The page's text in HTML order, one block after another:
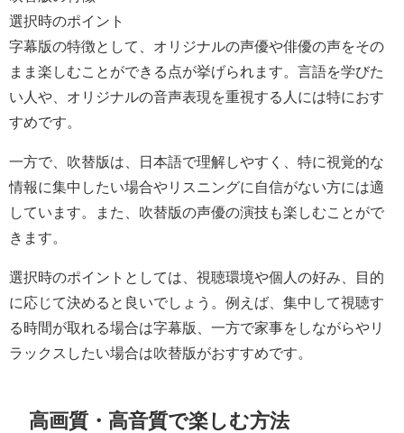
選択時のポイント
字幕版の特徴として、オリジナルの声優や俳優の声をその
まま楽しむことができる点が挙げられます。言語を学びた
い人や、オリジナルの音声表現を重視する人には特におす
すめです。
一方で、吹替版は、日本語で理解しやすく、特に視覚的な
情報に集中したい場合やリスニングに自信がない方には適
しています。また、吹替版の声優の演技も楽しむことがで
きます。
選択時のポイントとしては、視聴環境や個人の好み、目的
に応じて決めると良いでしょう。例えば、集中して視聴す
る時間が取れる場合は字幕版、一方で家事をしながらやリ
ラックスしたい場合は吹替版がおすすめです。
高画質・高音質で楽しむ方法